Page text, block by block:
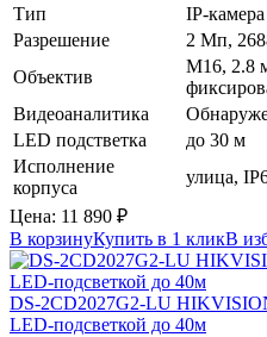
Тип
IP-камера
Разрешение
2 Мп,
Объектив
М16, 2.8
Видеоаналитика
LED подстветка
до 30 м
Исполнение
корпуса
улица,
Цена: 11 890 ₽
В корзинуКупить в 1 кликВ
DS-2CD2027G2-LU
LED-подсветкой до 40м